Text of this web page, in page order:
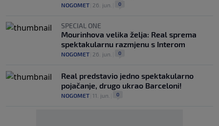
NOGOMET 26. jun. 0
SPECIAL ONE
Mourinhova velika želja: Real sprema
spektakularnu razmjenu s Interom
NOGOMET 26. jun. 0
Real predstavio jedno spektakularno
pojačanje, drugo ukrao Barceloni!
NOGOMET 11. jun. 0